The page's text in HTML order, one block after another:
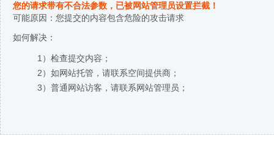
您的请求带有不合法参数，已被网站管理员设置拦截！
可能原因：您提交的内容包含危险的攻击请求
如何解决：
1）检查提交内容；
2）如网站托管，请联系空间提供商；
3）普通网站访客，请联系网站管理员；